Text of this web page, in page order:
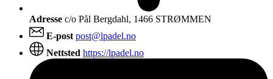
Adresse c/o Pål Bergdahl, 1466 STRØMMEN
E-post post@lpadel.no
Nettsted https://lpadel.no